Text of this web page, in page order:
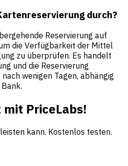
durch?
Reservierung auf
die Verfügbarkeit der Mittel
zu überprüfen. Es handelt
und die Reservierung
wenigen Tagen, abhängig
PriceLabs!
kann. Kostenlos testen.